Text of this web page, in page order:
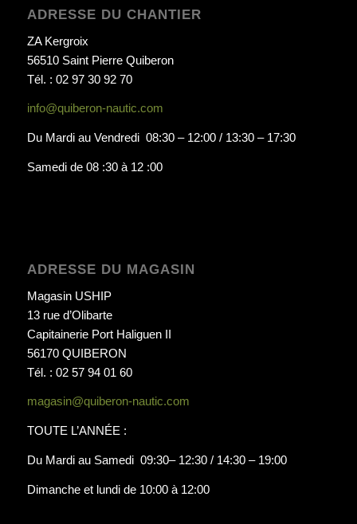
ADRESSE DU CHANTIER
ZA Kergroix
56510 Saint Pierre Quiberon
Tél. : 02 97 30 92 70
info@quiberon-nautic.com
Du Mardi au Vendredi 08:30 – 12:00 / 13:30 – 17:30
Samedi de 08 :30 à 12 :00
ADRESSE DU MAGASIN
Magasin USHIP
13 rue d’Olibarte
Capitainerie Port Haliguen II
56170 QUIBERON
Tél. : 02 57 94 01 60
magasin@quiberon-nautic.com
TOUTE L’ANNÉE :
Du Mardi au Samedi 09:30– 12:30 / 14:30 – 19:00
Dimanche et lundi de 10:00 à 12:00